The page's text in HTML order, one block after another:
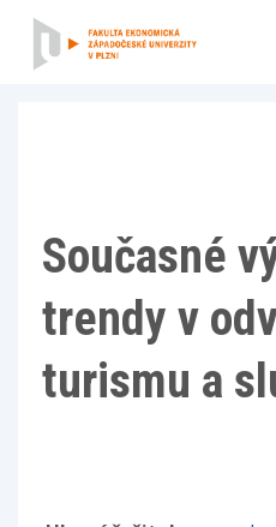
Současné
trendy v
turismu a